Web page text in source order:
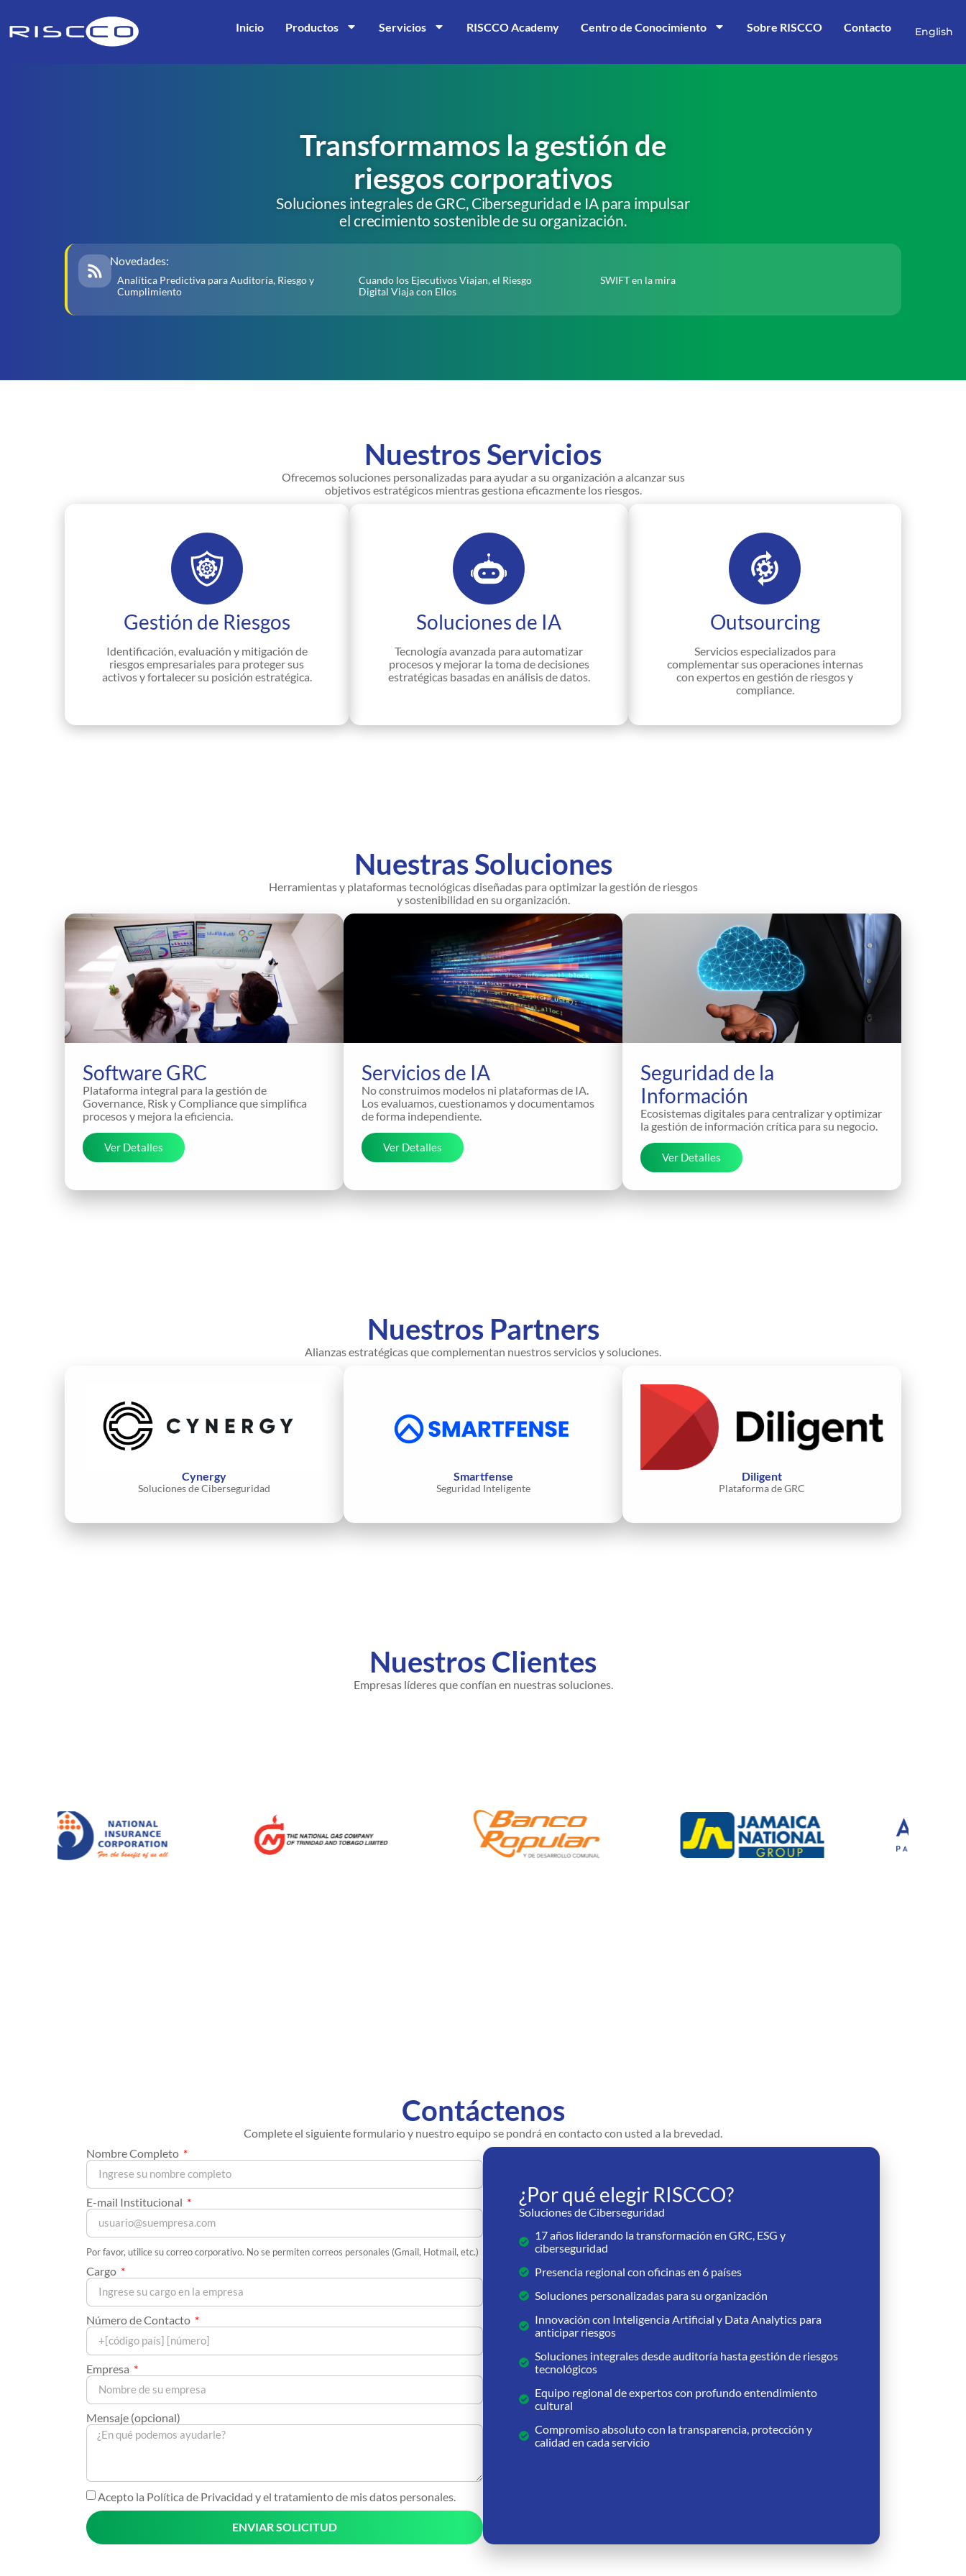
Inicio Productos Servicios RISCCO Academy Centro de Conocimiento Sobre RISCCO Contacto English
Transformamos la gestión de
riesgos corporativos
Soluciones integrales de GRC, Ciberseguridad e IA para impulsar
el crecimiento sostenible de su organización.
Novedades:
Analítica Predictiva para Auditoría, Riesgo y
Cumplimiento
Cuando los Ejecutivos Viajan, el Riesgo
Digital Viaja con Ellos
SWIFT en la mira
Nuestros Servicios
Ofrecemos soluciones personalizadas para ayudar a su organización a alcanzar sus
objetivos estratégicos mientras gestiona eficazmente los riesgos.
Gestión de Riesgos
Identificación, evaluación y mitigación de
riesgos empresariales para proteger sus
activos y fortalecer su posición estratégica.
Soluciones de IA
Tecnología avanzada para automatizar
procesos y mejorar la toma de decisiones
estratégicas basadas en análisis de datos.
Outsourcing
Servicios especializados para
complementar sus operaciones internas
con expertos en gestión de riesgos y
compliance.
Nuestras Soluciones
Herramientas y plataformas tecnológicas diseñadas para optimizar la gestión de riesgos
y sostenibilidad en su organización.
Software GRC
Plataforma integral para la gestión de
Governance, Risk y Compliance que simplifica
procesos y mejora la eficiencia.
Ver Detalles
Servicios de IA
No construimos modelos ni plataformas de IA.
Los evaluamos, cuestionamos y documentamos
de forma independiente.
Ver Detalles
Seguridad de la
Información
Ecosistemas digitales para centralizar y optimizar
la gestión de información crítica para su negocio.
Ver Detalles
Nuestros Partners
Alianzas estratégicas que complementan nuestros servicios y soluciones.
Cynergy
Soluciones de Ciberseguridad
Smartfense
Seguridad Inteligente
Diligent
Plataforma de GRC
Nuestros Clientes
Empresas líderes que confían en nuestras soluciones.
Contáctenos
Complete el siguiente formulario y nuestro equipo se pondrá en contacto con usted a la brevedad.
Nombre Completo
E-mail Institucional
Por favor, utilice su correo corporativo. No se permiten correos personales (Gmail, Hotmail, etc.)
Cargo
Número de Contacto
Empresa
Mensaje (opcional)
Acepto la Política de Privacidad y el tratamiento de mis datos personales.
ENVIAR SOLICITUD
¿Por qué elegir RISCCO?
Soluciones de Ciberseguridad
17 años liderando la transformación en GRC, ESG y
ciberseguridad
Presencia regional con oficinas en 6 países
Soluciones personalizadas para su organización
Innovación con Inteligencia Artificial y Data Analytics para
anticipar riesgos
Soluciones integrales desde auditoría hasta gestión de riesgos
tecnológicos
Equipo regional de expertos con profundo entendimiento
cultural
Compromiso absoluto con la transparencia, protección y
calidad en cada servicio